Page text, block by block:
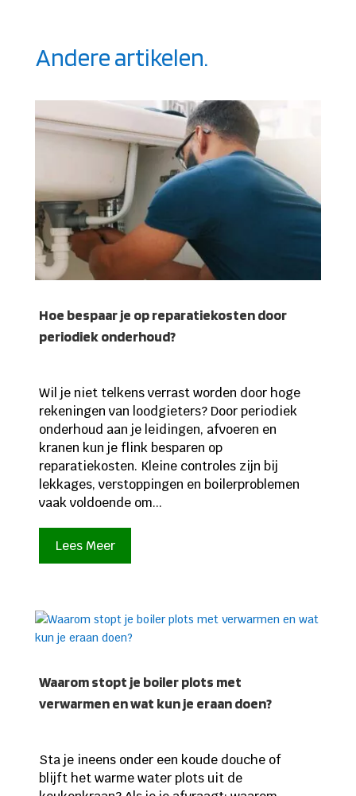
Andere artikelen.
Hoe bespaar je op reparatiekosten door
periodiek onderhoud?
Wil je niet telkens verrast worden door hoge
rekeningen van loodgieters? Door periodiek
onderhoud aan je leidingen, afvoeren en
kranen kun je flink besparen op
reparatiekosten. Kleine controles zijn bij
lekkages, verstoppingen en boilerproblemen
vaak voldoende om...
Lees Meer
Waarom stopt je boiler plots met
verwarmen en wat kun je eraan doen?
Sta je ineens onder een koude douche of
blijft het warme water plots uit de